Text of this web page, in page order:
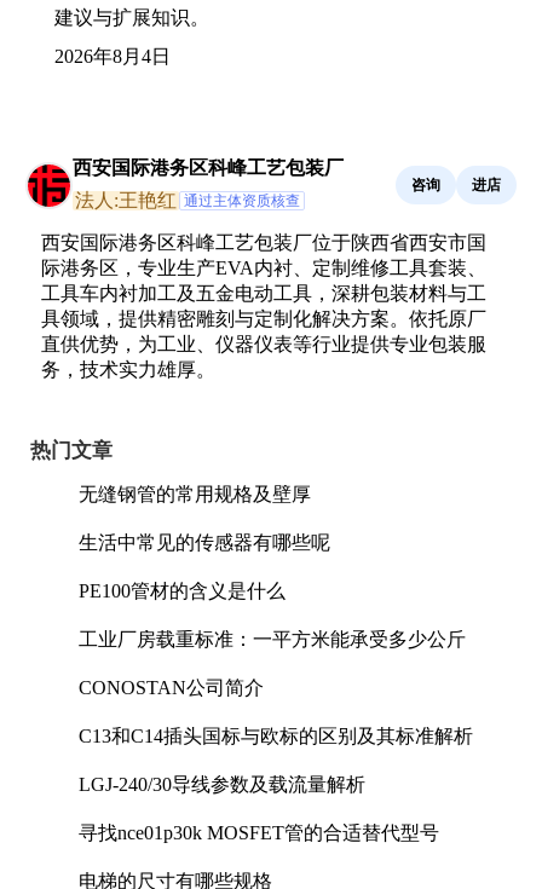
建议与扩展知识。
2026年8月4日
西安国际港务区科峰工艺包装厂
法人:王艳红 通过主体资质核查
咨询 进店
西安国际港务区科峰工艺包装厂位于陕西省西安市国
际港务区，专业生产EVA内衬、定制维修工具套装、
工具车内衬加工及五金电动工具，深耕包装材料与工
具领域，提供精密雕刻与定制化解决方案。依托原厂
直供优势，为工业、仪器仪表等行业提供专业包装服
务，技术实力雄厚。
热门文章
无缝钢管的常用规格及壁厚
生活中常见的传感器有哪些呢
PE100管材的含义是什么
工业厂房载重标准：一平方米能承受多少公斤
CONOSTAN公司简介
C13和C14插头国标与欧标的区别及其标准解析
LGJ-240/30导线参数及载流量解析
寻找nce01p30k MOSFET管的合适替代型号
电梯的尺寸有哪些规格